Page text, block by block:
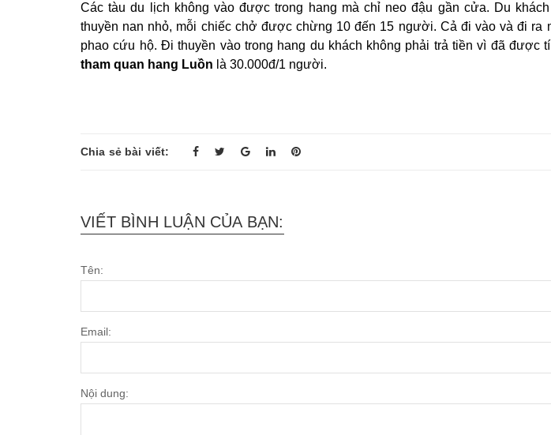
Các tàu du lịch không vào được trong hang mà chỉ neo đậu gần cửa. Du
thuyền nan nhỏ, mỗi chiếc chở được chừng 10 đến 15 người. Cả đi vào và đi ra
phao cứu hộ. Đi thuyền vào trong hang du khách không phải trả tiền vì đã được
tham quan hang Luồn là 30.000đ/1 người.
Chia sẻ bài viết:
VIẾT BÌNH LUẬN CỦA BẠN:
Tên:
Email:
Nội dung: